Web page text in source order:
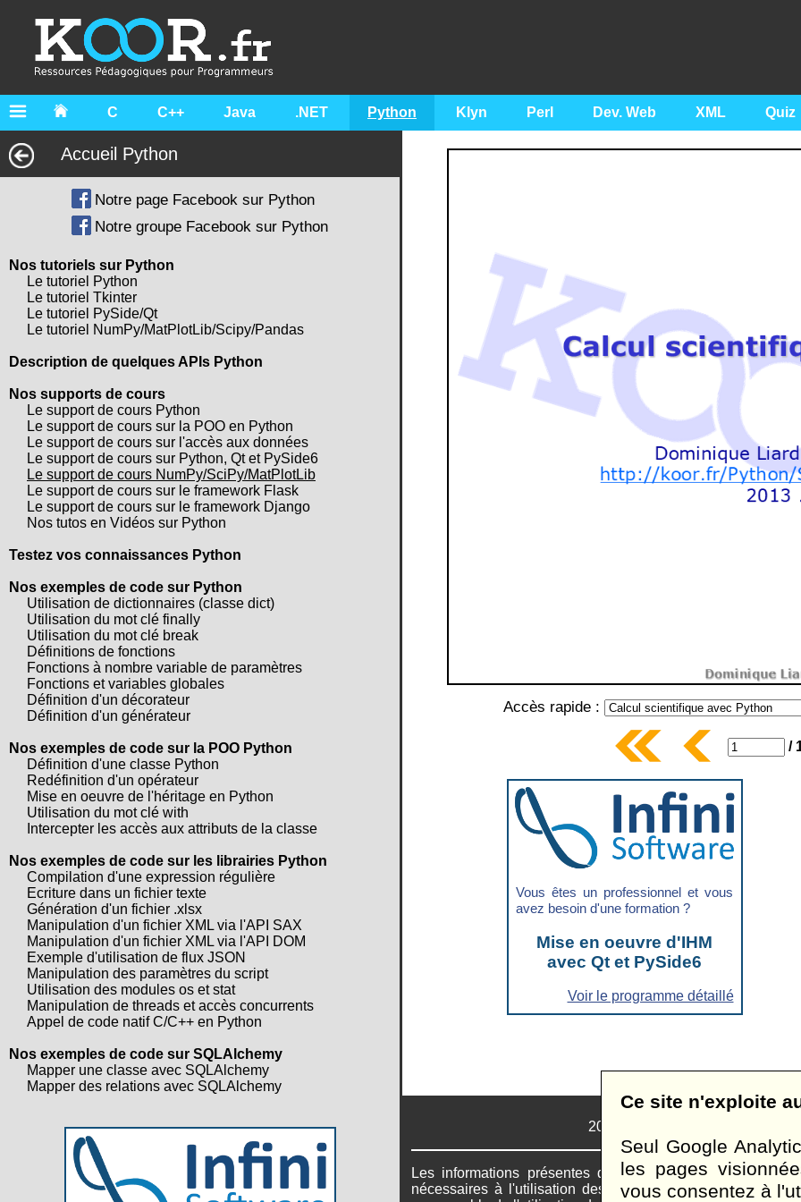
C C++ Java .NET Python Klyn Perl Dev. Web XML Quiz
Accueil Python
Notre page Facebook sur Python
Notre groupe Facebook sur Python
Nos tutoriels sur Python
Le tutoriel Python
Le tutoriel Tkinter
Le tutoriel PySide/Qt
Le tutoriel NumPy/MatPlotLib/Scipy/Pandas
Description de quelques APIs Python
Nos supports de cours
Le support de cours Python
Le support de cours sur la POO en Python
Le support de cours sur l'accès aux données
Le support de cours sur Python, Qt et PySide6
Le support de cours NumPy/SciPy/MatPlotLib
Le support de cours sur le framework Flask
Le support de cours sur le framework Django
Nos tutos en Vidéos sur Python
Testez vos connaissances Python
Nos exemples de code sur Python
Utilisation de dictionnaires (classe dict)
Utilisation du mot clé finally
Utilisation du mot clé break
Définitions de fonctions
Fonctions à nombre variable de paramètres
Fonctions et variables globales
Définition d'un décorateur
Définition d'un générateur
Nos exemples de code sur la POO Python
Définition d'une classe Python
Redéfinition d'un opérateur
Mise en oeuvre de l'héritage en Python
Utilisation du mot clé with
Intercepter les accès aux attributs de la classe
Nos exemples de code sur les librairies Python
Compilation d'une expression régulière
Ecriture dans un fichier texte
Génération d'un fichier .xlsx
Manipulation d'un fichier XML via l'API SAX
Manipulation d'un fichier XML via l'API DOM
Exemple d'utilisation de flux JSON
Manipulation des paramètres du script
Utilisation des modules os et stat
Manipulation de threads et accès concurrents
Appel de code natif C/C++ en Python
Nos exemples de code sur SQLAlchemy
Mapper une classe avec SQLAlchemy
Mapper des relations avec SQLAlchemy
Accès rapide :
/
Vous êtes un professionnel et vous
avez besoin d'une formation ?
Mise en oeuvre d'IHM
avec Qt et PySide6
Voir le programme détaillé
2026
Les informations présentes dans ce site vous sont
nécessaires à l'utilisation des langages ou des
Ce site n'exploite
Seul Google
les pages
vous consentez à